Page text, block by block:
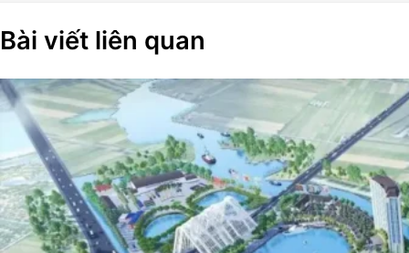
Bài viết liên quan